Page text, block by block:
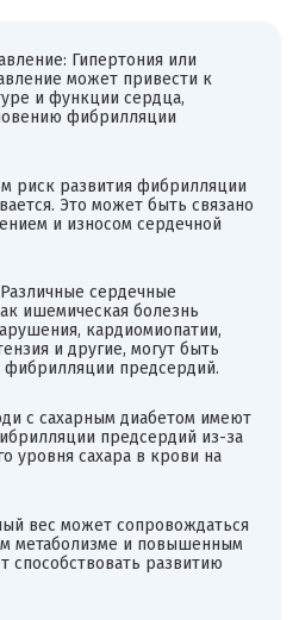
Гипертония или
может привести к
и функции сердца,
фибрилляции
риск развития фибрилляции
Это может быть связано
и износом сердечной
сердечные
ишемическая болезнь
кардиомиопатии,
и другие, могут быть
фибрилляции предсердий.
с сахарным диабетом имеют
предсердий из-за
уровня сахара в крови на
вес может сопровождаться
метаболизме и повышенным
способствовать развитию